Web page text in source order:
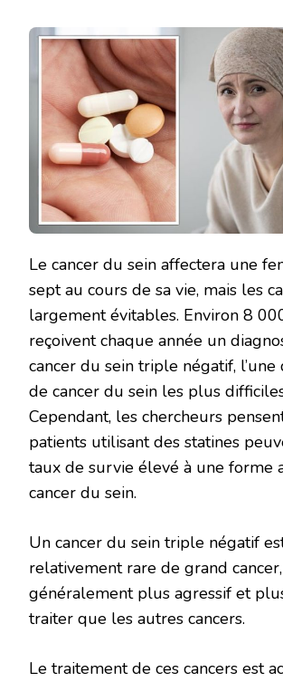
Le cancer du sein affectera une
sept au cours de sa vie, mais les
largement évitables. Environ 8
reçoivent chaque année un
cancer du sein triple négatif, l’une
de cancer du sein les plus
Cependant, les chercheurs
patients utilisant des statines
taux de survie élevé à une forme
cancer du sein.
Un cancer du sein triple négatif
relativement rare de grand
généralement plus agressif et
traiter que les autres cancers.
Le traitement de ces cancers est